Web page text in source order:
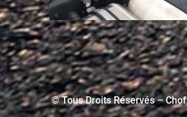
© Tous Droits Réservés –